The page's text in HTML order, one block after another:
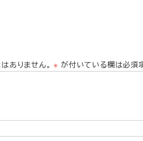
ありません。 ※ が付いている欄は必須